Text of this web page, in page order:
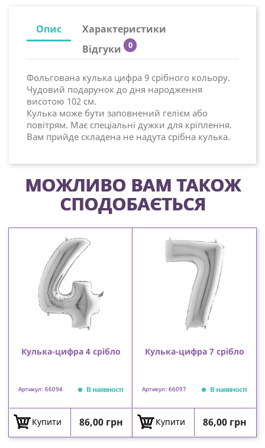
Опис
Характеристики
Відгуки
0
Фольгована кулька цифра 9 срібного кольору.
Чудовий подарунок до дня народження
висотою 102 см.
Кулька може бути заповнений гелієм або
повітрям. Має спеціальні дужки для кріплення.
Вам прийде складена не надута срібна кулька.
МОЖЛИВО ВАМ ТАКОЖ
СПОДОБАЄТЬСЯ
Кулька-цифра 4 срібло
Артикул: 66094 В наявності
Купити Ціна
86,00 грн
Кулька-цифра 7 срібло
Артикул: 66097 В наявності
Купити Ціна
86,00 грн